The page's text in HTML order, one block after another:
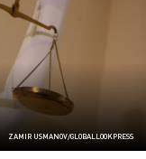
ZAMIR USMANOV/GLOBALLOOKPRESS